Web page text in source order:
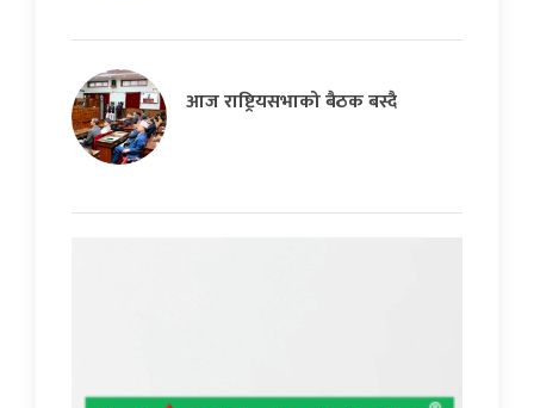
आज राष्ट्रियसभाको बैठक बस्दै